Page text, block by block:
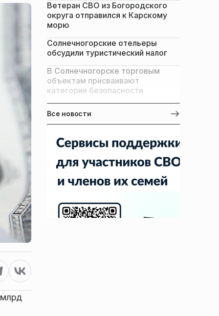
Ветеран СВО из Богородского
округа отправился к Карскому
морю
Солнечногорские отельеры
обсудили туристический налог
В Солнечногорске торговым
объектам присваивают
категории безопасности
Все новости